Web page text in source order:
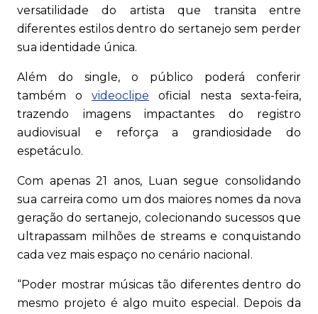
versatilidade do artista que transita entre
diferentes estilos dentro do sertanejo sem perder
sua identidade única.
Além do single, o público poderá conferir
também o videoclipe oficial nesta sexta-feira,
trazendo imagens impactantes do registro
audiovisual e reforça a grandiosidade do
espetáculo.
Com apenas 21 anos, Luan segue consolidando
sua carreira como um dos maiores nomes da nova
geração do sertanejo, colecionando sucessos que
ultrapassam milhões de streams e conquistando
cada vez mais espaço no cenário nacional.
“Poder mostrar músicas tão diferentes dentro do
mesmo projeto é algo muito especial. Depois da